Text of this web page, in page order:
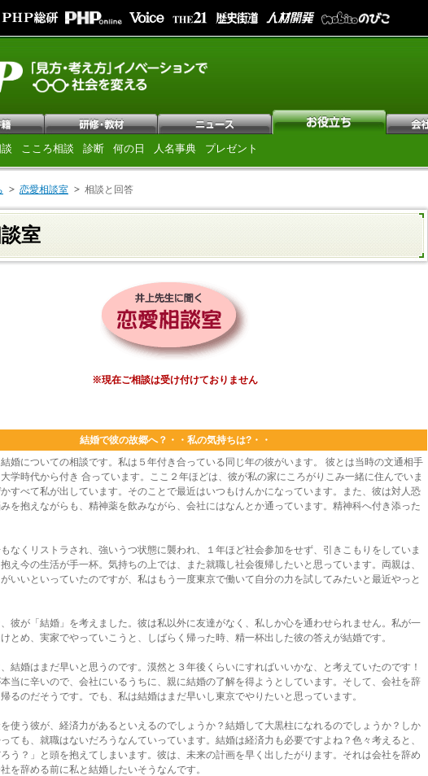
こころ相談 診断 何の日 人名事典 プレゼント
恋愛相談室 相談と回答
室
※現在ご相談は受け付けておりません
結婚で彼の故郷へ？・・私の気持ちは?・・
婚についての相談です。私は５年付き合っている同じ年の彼がいます。 彼とは当時の文通相手
学時代から付き 合っています。ここ２年ほどは、彼が私の家にころがりこみ一緒に住んでいま
すべて私が出しています。そのことで最近はいつもけんかになっています。また、彼は対人恐
を抱えながらも、精神薬を飲みながら、会社にはなんとか通っています。精神科へ付き添った
なくリストラされ、強いうつ状態に襲われ、１年ほど社会参加をせず、引きこもりをしていま
え今の生活が手一杯。気持ちの上では、また就職し社会復帰したいと思っています。両親は、
いいといっていたのですが、私はもう一度東京で働いて自分の力を試してみたいと最近やっと
彼が「結婚」を考えました。彼は私以外に友達がなく、私しか心を通わせられません。私が一
とめ、実家でやっていこうと、しばらく帰った時、精一杯出した彼の答えが結婚です。
結婚はまだ早いと思うのです。漠然と３年後くらいにすればいいかな、と考えていたのです！
当に辛いので、会社にいるうちに、親に結婚の了解を得ようとしています。そして、会社を辞
るのだそうです。でも、私は結婚はまだ早いし東京でやりたいと思っています。
使う彼が、経済力があるといえるのでしょうか？結婚して大黒柱になれるのでしょうか？しか
ても、就職はないだろうなんていっています。結婚は経済力も必要ですよね？色々考えると、
ろう？」と頭を抱えてしまいます。彼は、未来の計画を早く出したがります。それは会社を辞め
を辞める前に私と結婚したいそうなんです。